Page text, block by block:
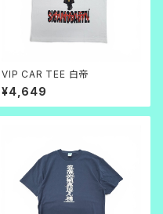
VIP CAR TEE 白帝
¥4,649